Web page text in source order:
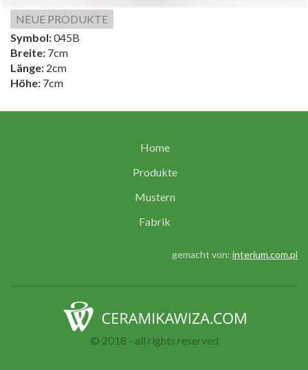
NEUE PRODUKTE
Symbol:045B
Breite: 7cm
Länge: 2cm
Höhe: 7cm
Home
Produkte
Mustern
Fabrik
gemacht von: interium.com.pl
© 2018 - all rights reserved